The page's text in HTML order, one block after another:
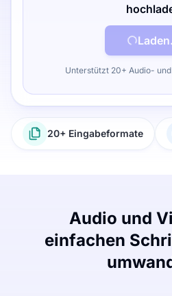
Unterstützt 20+ Audio-
20+ Eingabeformate
Audio und
einfachen